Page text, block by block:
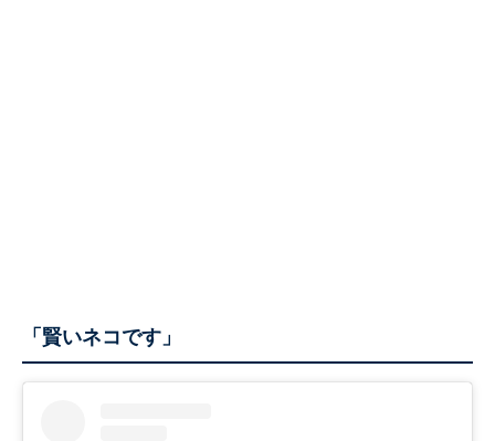
「賢いネコです」